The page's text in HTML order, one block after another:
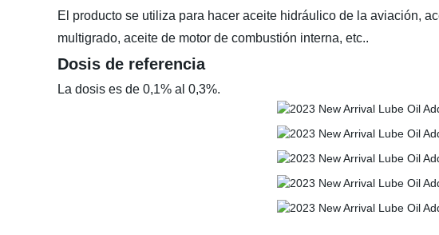
El producto se utiliza para hacer aceite hidráulico de la aviación,
multigrado, aceite de motor de combustión interna, etc..
Dosis de referencia
La dosis es de 0,1% al 0,3%.